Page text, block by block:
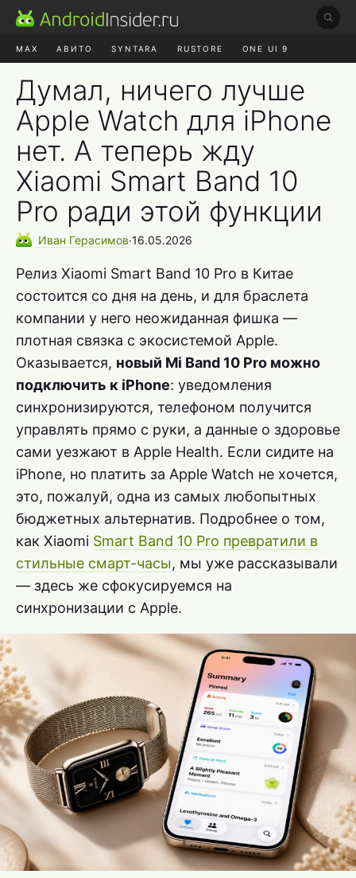
MAX АВИТО SYNTARA RUSTORE ONE UI 9
Думал, ничего лучше
Apple Watch для iPhone
нет. А теперь жду
Xiaomi Smart Band 10
Pro ради этой функции
Иван Герасимов∙16.05.2026
Релиз Xiaomi Smart Band 10 Pro в Китае
состоится со дня на день, и для браслета
компании у него неожиданная фишка —
плотная связка с экосистемой Apple.
Оказывается, новый Mi Band 10 Pro можно
подключить к iPhone: уведомления
синхронизируются, телефоном получится
управлять прямо с руки, а данные о здоровье
сами уезжают в Apple Health. Если сидите на
iPhone, но платить за Apple Watch не хочется,
это, пожалуй, одна из самых любопытных
бюджетных альтернатив. Подробнее о том,
как Xiaomi Smart Band 10 Pro превратили в
стильные смарт-часы, мы уже рассказывали
— здесь же сфокусируемся на
синхронизации с Apple.